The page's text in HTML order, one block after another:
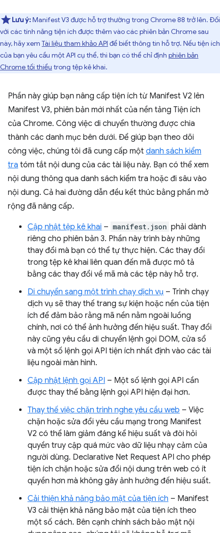
Lưu ý:Manifest V3 được hỗ trợ thường trong Chrome 88 trở lên. Đối
với các tính năng tiện ích được thêm vào các phiên bản Chrome sau
này, hãy xem Tài liệu tham khảo API để biết thông tin hỗ trợ. Nếu tiện ích
của bạn yêu cầu một API cụ thể, thì bạn có thể chỉ định phiên bản
Chrome tối thiểu trong tệp kê khai.
Phần này giúp bạn nâng cấp tiện ích từ Manifest V2 lên
Manifest V3, phiên bản mới nhất của nền tảng Tiện ích
của Chrome. Công việc di chuyển thường được chia
thành các danh mục bên dưới. Để giúp bạn theo dõi
công việc, chúng tôi đã cung cấp một danh sách kiểm
tra tóm tắt nội dung của các tài liệu này. Bạn có thể xem
nội dung thông qua danh sách kiểm tra hoặc đi sâu vào
nội dung. Cả hai đường dẫn đều kết thúc bằng phần mở
rộng đã nâng cấp.
Cập nhật tệp kê khai – manifest.json phải dành
riêng cho phiên bản 3. Phần này trình bày những
thay đổi mà bạn có thể tự thực hiện. Các thay đổi
trong tệp kê khai liên quan đến mã được mô tả
bằng các thay đổi về mã mà các tệp này hỗ trợ.
Di chuyển sang một trình chạy dịch vụ – Trình chạy
dịch vụ sẽ thay thế trang sự kiện hoặc nền của tiện
ích để đảm bảo rằng mã nền nằm ngoài luồng
chính, nơi có thể ảnh hưởng đến hiệu suất. Thay đổi
này cũng yêu cầu di chuyển lệnh gọi DOM, cửa sổ
và một số lệnh gọi API tiện ích nhất định vào các tài
liệu ngoài màn hình.
Cập nhật lệnh gọi API – Một số lệnh gọi API cần
được thay thế bằng lệnh gọi API hiện đại hơn.
Thay thế việc chặn trình nghe yêu cầu web – Việc
chặn hoặc sửa đổi yêu cầu mạng trong Manifest
V2 có thể làm giảm đáng kể hiệu suất và đòi hỏi
quyền truy cập quá mức vào dữ liệu nhạy cảm của
người dùng. Declarative Net Request API cho phép
tiện ích chặn hoặc sửa đổi nội dung trên web có ít
quyền hơn mà không gây ảnh hưởng đến hiệu suất.
Cải thiện khả năng bảo mật của tiện ích – Manifest
V3 cải thiện khả năng bảo mật của tiện ích theo
một số cách. Bên cạnh chính sách bảo mật nội